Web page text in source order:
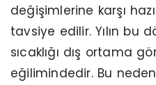
değişimlerine karşı
tavsiye edilir. Yılın bu
sıcaklığı dış ortama
eğilimindedir. Bu